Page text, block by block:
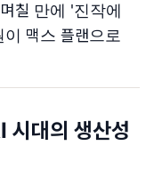
칠 만에 '진작에
맥스 플랜으로
대의 생산성